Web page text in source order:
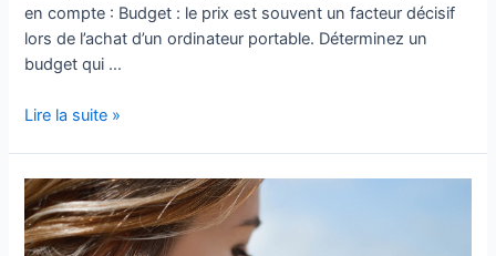
en compte : Budget : le prix est souvent un facteur décisif
lors de l’achat d’un ordinateur portable. Déterminez un
budget qui …
Guide
les
ordinateurs
portables
Lire la suite »